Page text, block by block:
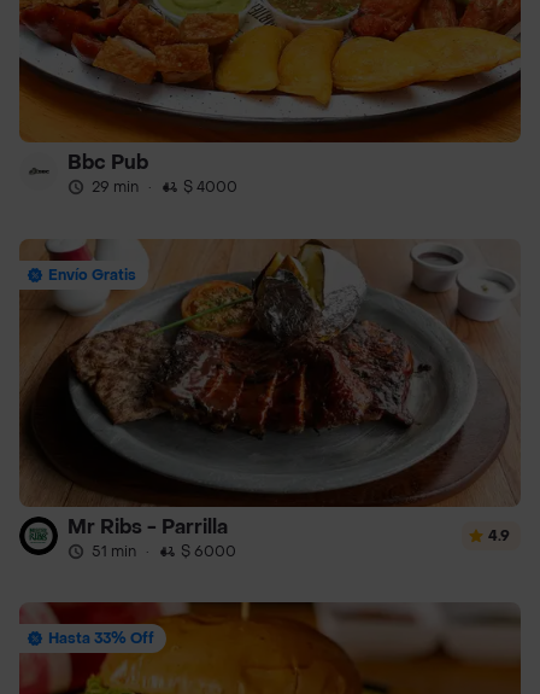
Bbc Pub
29 min · $ 4000
Envío Gratis
Mr Ribs - Parrilla
51 min · $ 6000
4.9
Hasta 33% Off